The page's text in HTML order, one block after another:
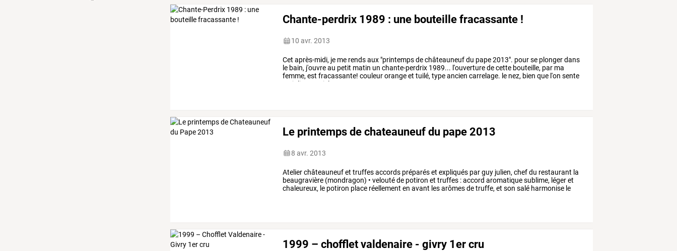
Chante-perdrix 1989 : une bouteille fracassante !
10 avr. 2013
Cet après-midi, je me rendsaux "printempsdechâteauneufdu pape2013". pourse plongerdans
le bain, j'ouvreau petit matin un chante-perdrix 1989... l'ouverturedecette bouteille, par ma
femme, est fracassante! couleurorangeet tuilé, typeancien carrelage. le nez, bien que l'on sente
joli potentiel,
Le printemps de chateauneuf du pape 2013
8 avr. 2013
Atelierchâteauneufet truffesaccords préparéset expliqués parguy julien, chefdu restaurant la
beaugravière (mondragon) • veloutéde potiron et truffes :accord aromatiquesublime, légeret
chaleureux, le potiron place réellement en avant lesarômesdetruffe, et son salé harmonise le
1999 – chofflet valdenaire - givry 1er cru